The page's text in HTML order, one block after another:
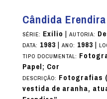
Cândida Erendira
SÉRIE: Exílio | AUTORIA:
DATA: 1983| ANO: 1983|
TIPO DOCUMENTAL:
Papel; Cor
DESCRIÇÃO: Fotografias
vestida de aranha,